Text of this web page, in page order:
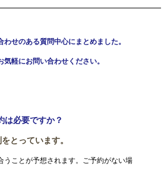
せのある質問中心にまとめました。
軽にお問い合わせください。
は必要ですか？
とっています。
うことが予想されます。ご予約がない場